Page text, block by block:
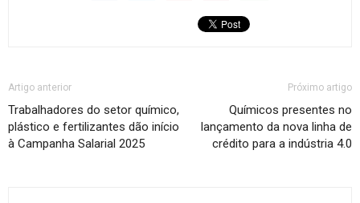
Artigo anterior
Trabalhadores do setor químico,
plástico e fertilizantes dão início
à Campanha Salarial 2025
Próximo artigo
Químicos presentes no
lançamento da nova linha de
crédito para a indústria 4.0